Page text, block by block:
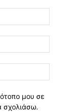
μου σε
σχολιάσω.